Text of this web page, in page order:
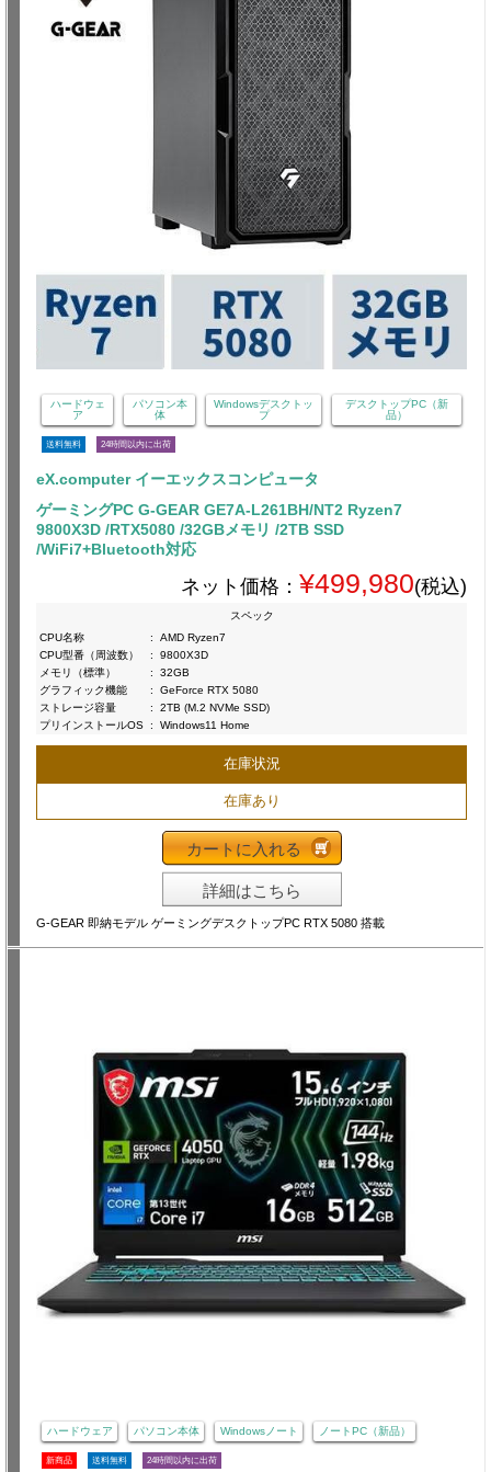
ハードウェ
ア
パソコン本
体
Windowsデスクトッ
プ
デスクトップPC（新
品）
送料無料 24時間以内に出荷
eX.computer イーエックスコンピュータ
ゲーミングPC G-GEAR GE7A-L261BH/NT2 Ryzen7
9800X3D /RTX5080 /32GBメモリ /2TB SSD
/WiFi7+Bluetooth対応
ネット価格： ¥499,980(税込)
スペック
CPU名称
:
AMD Ryzen7
CPU型番（周波数）
:
9800X3D
メモリ（標準）
:
32GB
グラフィック機能
:
GeForce RTX 5080
ストレージ容量
:
2TB (M.2 NVMe SSD)
プリインストールOS : Windows11 Home
在庫状況
在庫あり
カートに入れる
詳細はこちら
G-GEAR 即納モデル ゲーミングデスクトップPC RTX 5080 搭載
ハードウェア パソコン本体 Windowsノート ノートPC（新品）
新商品 送料無料 24時間以内に出荷